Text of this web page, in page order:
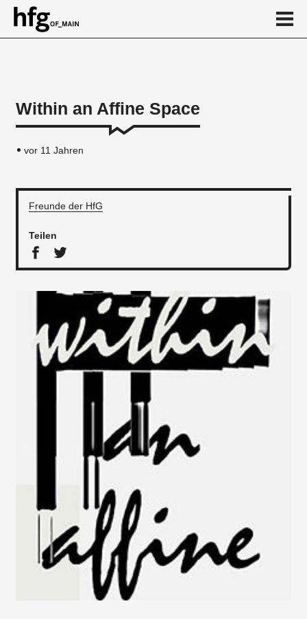
News
Within an Affine Space
vor 11 Jahren
Freunde der HfG
Teilen